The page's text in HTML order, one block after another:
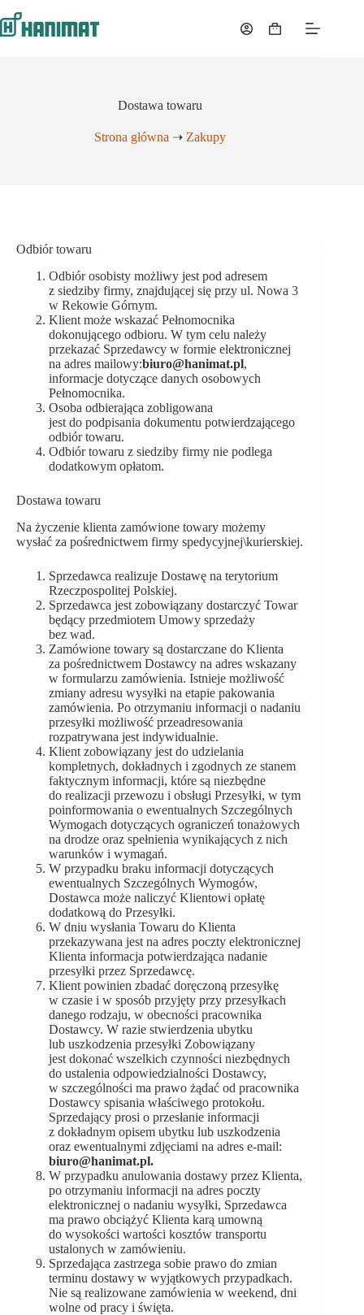
do
treści
Koszyk
Dostawa towaru
Strona główna ➝ Zakupy
Odbiór towaru
Odbiór osobisty możliwy jest pod adresem
z siedziby firmy, znajdującej się przy ul. Nowa 3
w Rekowie Górnym.
Klient może wskazać Pełnomocnika
dokonującego odbioru. W tym celu należy
przekazać Sprzedawcy w formie elektronicznej
na adres mailowy:biuro@hanimat.pl,
informacje dotyczące danych osobowych
Pełnomocnika.
Osoba odbierająca zobligowana
jest do podpisania dokumentu potwierdzającego
odbiór towaru.
Odbiór towaru z siedziby firmy nie podlega
dodatkowym opłatom.
Dostawa towaru
Na życzenie klienta zamówione towary możemy
wysłać za pośrednictwem firmy spedycyjnej\kurierskiej.
Sprzedawca realizuje Dostawę na terytorium
Rzeczpospolitej Polskiej.
Sprzedawca jest zobowiązany dostarczyć Towar
będący przedmiotem Umowy sprzedaży
bez wad.
Zamówione towary są dostarczane do Klienta
za pośrednictwem Dostawcy na adres wskazany
w formularzu zamówienia. Istnieje możliwość
zmiany adresu wysyłki na etapie pakowania
zamówienia. Po otrzymaniu informacji o nadaniu
przesyłki możliwość przeadresowania
rozpatrywana jest indywidualnie.
Klient zobowiązany jest do udzielania
kompletnych, dokładnych i zgodnych ze stanem
faktycznym informacji, które są niezbędne
do realizacji przewozu i obsługi Przesyłki, w tym
poinformowania o ewentualnych Szczególnych
Wymogach dotyczących ograniczeń tonażowych
na drodze oraz spełnienia wynikających z nich
warunków i wymagań.
W przypadku braku informacji dotyczących
ewentualnych Szczególnych Wymogów,
Dostawca może naliczyć Klientowi opłatę
dodatkową do Przesyłki.
W dniu wysłania Towaru do Klienta
przekazywana jest na adres poczty elektronicznej
Klienta informacja potwierdzająca nadanie
przesyłki przez Sprzedawcę.
Klient powinien zbadać doręczoną przesyłkę
w czasie i w sposób przyjęty przy przesyłkach
danego rodzaju, w obecności pracownika
Dostawcy. W razie stwierdzenia ubytku
lub uszkodzenia przesyłki Zobowiązany
jest dokonać wszelkich czynności niezbędnych
do ustalenia odpowiedzialności Dostawcy,
w szczególności ma prawo żądać od pracownika
Dostawcy spisania właściwego protokołu.
Sprzedający prosi o przesłanie informacji
z dokładnym opisem ubytku lub uszkodzenia
oraz ewentualnymi zdjęciami na adres e-mail:
biuro@hanimat.pl.
W przypadku anulowania dostawy przez Klienta,
po otrzymaniu informacji na adres poczty
elektronicznej o nadaniu wysyłki, Sprzedawca
ma prawo obciążyć Klienta karą umowną
do wysokości wartości kosztów transportu
ustalonych w zamówieniu.
Sprzedająca zastrzega sobie prawo do zmian
terminu dostawy w wyjątkowych przypadkach.
Nie są realizowane zamówienia w weekend, dni
wolne od pracy i święta.